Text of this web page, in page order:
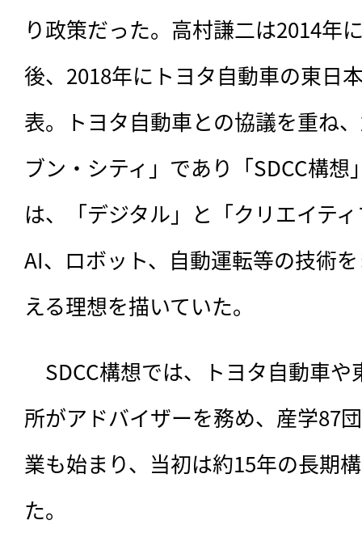
り政策だった。高村謙二は2014年
後、2018年にトヨタ自動車の東日
表。トヨタ自動車との協議を重ね
ブン・シティ」であり「SDCC構想
は、「デジタル」と「クリエイテ
AI、ロボット、自動運転等の技術
える理想を描いていた。
SDCC構想では、トヨタ自動車や
所がアドバイザーを務め、産学87
業も始まり、当初は約15年の長期
た。